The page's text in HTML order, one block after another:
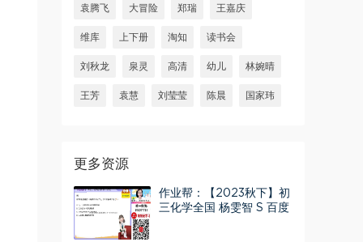
袁腾飞 大冒险 郑瑞 王嘉庆
维库 上下册 淘知 读书会
刘秋龙 泉灵 高清 幼儿 林婉晴
王芳 袁慧 刘莹莹 陈晨 国家玮
更多资源
作业帮：【2023秋下】初
三化学全国 杨雯智 S 百度